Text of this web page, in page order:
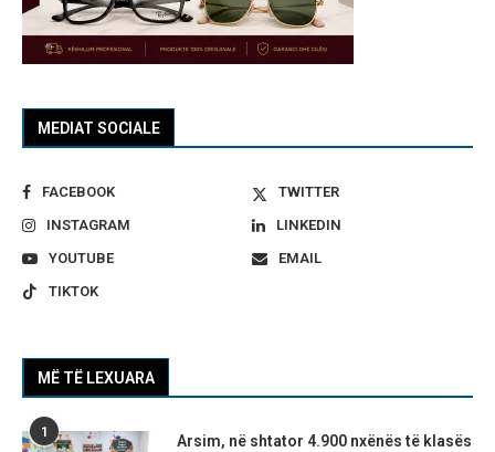
MEDIAT SOCIALE
FACEBOOK
TWITTER
INSTAGRAM
LINKEDIN
YOUTUBE
EMAIL
TIKTOK
MË TË LEXUARA
1
Arsim, në shtator 4.900 nxënës të klasës